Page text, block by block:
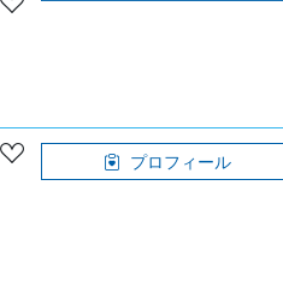
プロフィール